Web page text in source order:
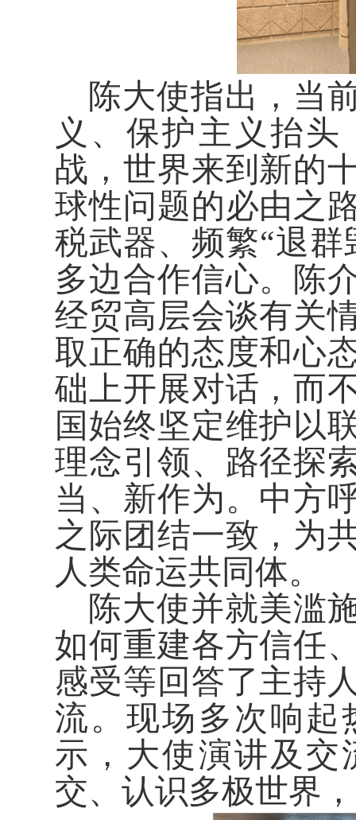
陈大使指出，当
义、保护主义抬
战，世界来到新的
球性问题的必由之
税武器、频繁“退
多边合作信心。陈
经贸高层会谈有关
取正确的态度和心
础上开展对话，而
国始终坚定维护以
理念引领、路径探
当、新作为。中方
之际团结一致，为
人类命运共同体。
陈大使并就美滥
如何重建各方信任
感受等回答了主持
流。现场多次响起
示，大使演讲及交
交、认识多极世界